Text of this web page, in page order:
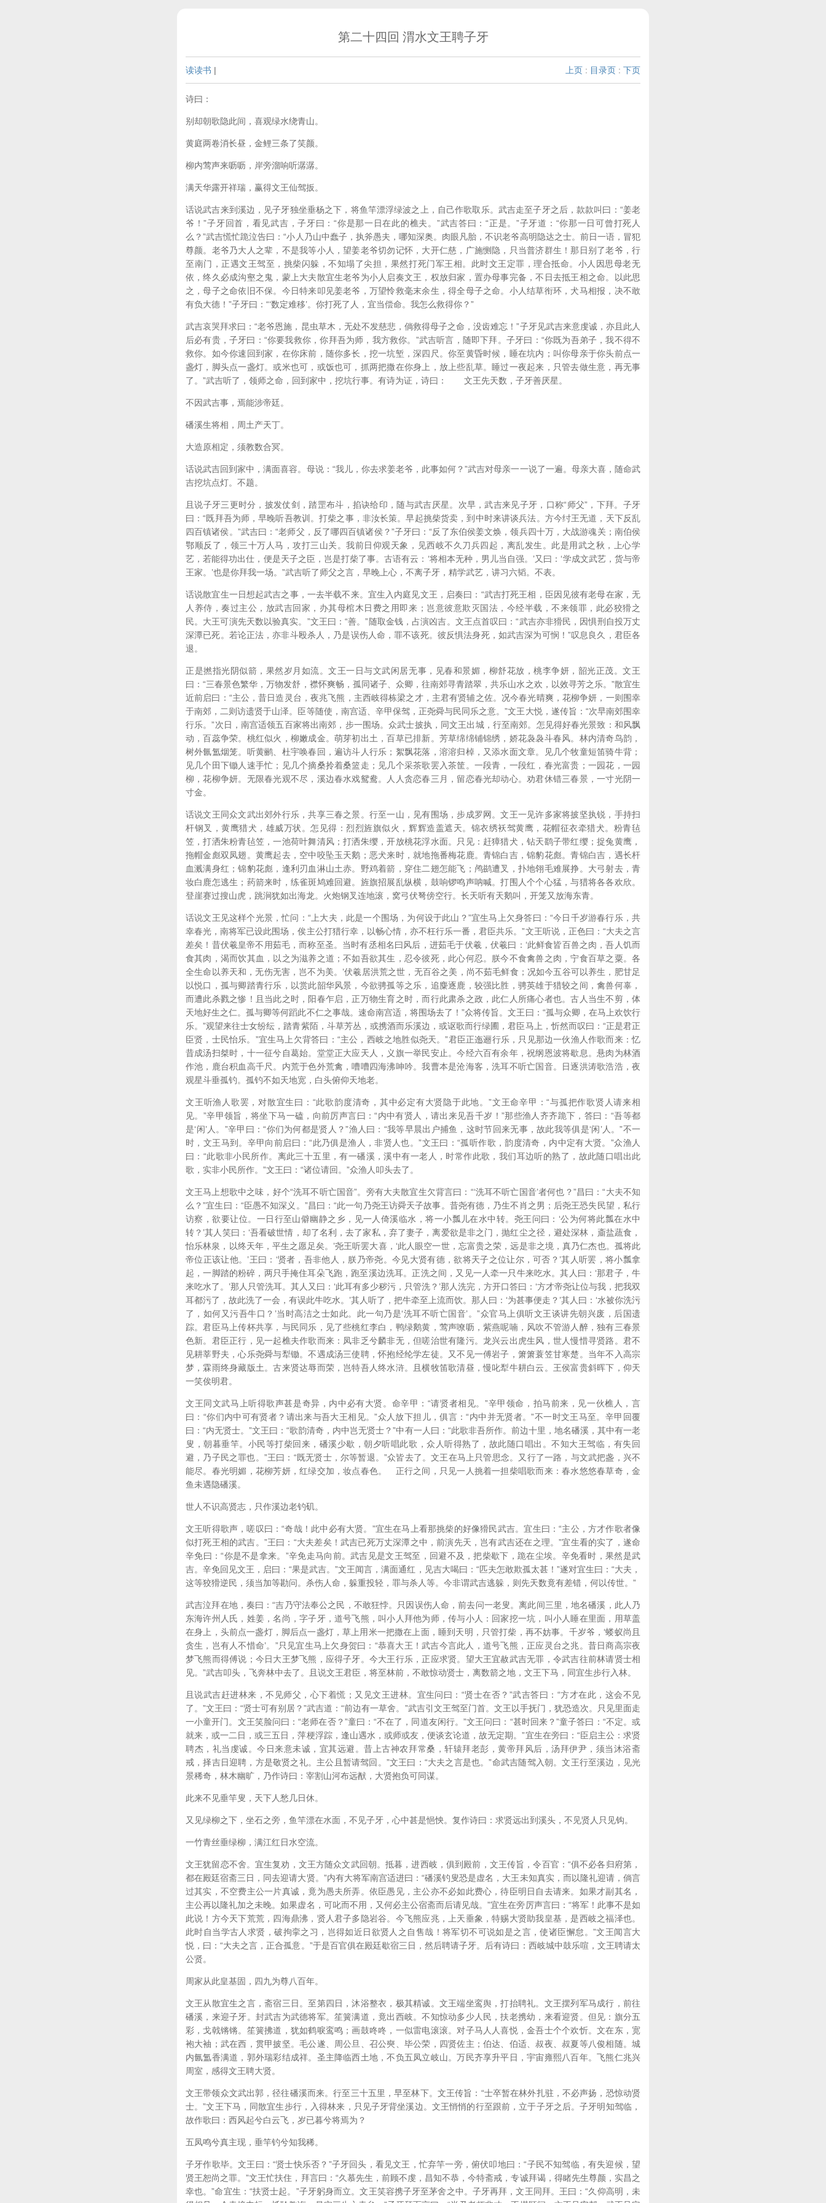
第二十四回 渭水文王聘子牙
读读书 | 上页 : 目录页 : 下页
诗曰：
别却朝歌隐此间，喜观绿水绕青山。
黄庭两卷消长昼，金鲤三条了笑颜。
柳内莺声来呖呖，岸旁溜响听潺潺。
满天华露开祥瑞，赢得文王仙驾扳。
话说武吉来到溪边，见子牙独坐垂杨之下，将鱼竿漂浮绿波之上，自己作歌取乐。武吉走至子牙之后，款款叫曰：“姜老
爷！”子牙回首，看见武吉，子牙曰：“你是那一日在此的樵夫。”武吉答曰：“正是。”子牙道：“你那一日可曾打死人
么？”武吉慌忙跪泣告曰：“小人乃山中蠢子，执斧愚夫，哪知深奥。肉眼凡胎，不识老爷高明隐达之士。前日一语，冒犯
尊颜。老爷乃大人之辈，不是我等小人，望姜老爷切勿记怀，大开仁慈，广施恻隐，只当普济群生！那日别了老爷，行
至南门，正遇文王驾至，挑柴闪躲，不知塌了尖担，果然打死门军王相。此时文王定罪，理合抵命。小人因思母老无
依，终久必成沟壑之鬼，蒙上大夫散宜生老爷为小人启奏文王，权放归家，置办母事完备，不日去抵王相之命。以此思
之，母子之命依旧不保。今日特来叩见姜老爷，万望怜救毫末余生，得全母子之命。小人结草衔环，犬马相报，决不敢
有负大德！”子牙曰：“‘数定难移’。你打死了人，宜当偿命。我怎么救得你？”
武吉哀哭拜求曰：“老爷恩施，昆虫草木，无处不发慈悲，倘救得母子之命，没齿难忘！”子牙见武吉来意虔诚，亦且此人
后必有贵，子牙曰：“你要我救你，你拜吾为师，我方救你。”武吉听言，随即下拜。子牙曰：“你既为吾弟子，我不得不
救你。如今你速回到家，在你床前，随你多长，挖一坑堑，深四尺。你至黄昏时候，睡在坑内；叫你母亲于你头前点一
盏灯，脚头点一盏灯。或米也可，或饭也可，抓两把撒在你身上，放上些乱草。睡过一夜起来，只管去做生意，再无事
了。”武吉听了，领师之命，回到家中，挖坑行事。有诗为证，诗曰： 文王先天数，子牙善厌星。
不因武吉事，焉能涉帝廷。
磻溪生将相，周土产天丁。
大造原相定，须教数合冥。
话说武吉回到家中，满面喜容。母说：“我儿，你去求姜老爷，此事如何？”武吉对母亲一一说了一遍。母亲大喜，随命武
吉挖坑点灯。不题。
且说子牙三更时分，披发仗剑，踏罡布斗，掐诀给印，随与武吉厌星。次早，武吉来见子牙，口称“师父”，下拜。子牙
曰：“既拜吾为师，早晚听吾教训。打柴之事，非汝长策。早起挑柴货卖，到中时来讲谈兵法。方今纣王无道，天下反乱
四百镇诸侯。”武吉曰：“老师父，反了哪四百镇诸侯？”子牙曰：“反了东伯侯姜文焕，领兵四十万，大战游魂关；南伯侯
鄂顺反了，领三十万人马，攻打三山关。我前日仰观天象，见西岐不久刀兵四起，离乱发生。此是用武之秋，上心学
艺，若能得功出仕，便是天子之臣，岂是打柴了事。古语有云：‘将相本无种，男儿当自强。’又曰：‘学成文武艺，货与帝
王家。’也是你拜我一场。”武吉听了师父之言，早晚上心，不离子牙，精学武艺，讲习六韬。不表。
话说散宜生一日想起武吉之事，一去半载不来。宜生入内庭见文王，启奏曰：“武吉打死王相，臣因见彼有老母在家，无
人养侍，奏过主公，放武吉回家，办其母棺木日费之用即来；岂意彼意欺灭国法，今经半载，不来领罪，此必狡猾之
民。大王可演先天数以验真实。”文王曰：“善。”随取金钱，占演凶吉。文王点首叹曰：“武吉亦非猾民，因惧刑自投万丈
深潭已死。若论正法，亦非斗殴杀人，乃是误伤人命，罪不该死。彼反惧法身死，如武吉深为可悯！”叹息良久，君臣各
退。
正是撚指光阴似箭，果然岁月如流。文王一日与文武闲居无事，见春和景媚，柳舒花放，桃李争妍，韶光正茂。文王
曰：“三春景色繁华，万物发舒，襟怀爽畅，孤同诸子、众卿，往南郊寻青踏翠，共乐山水之欢，以效寻芳之乐。”散宜生
近前启曰：“主公，昔日造灵台，夜兆飞熊，主西岐得栋梁之才，主君有贤辅之佐。况今春光晴爽，花柳争妍，一则围幸
于南郊，二则访遗贤于山泽。臣等随使，南宫适、辛甲保驾，正尧舜与民同乐之意。”文王大悦，遂传旨：“次早南郊围幸
行乐。”次日，南宫适领五百家将出南郊，步一围场。众武士披执，同文王出城，行至南郊。怎见得好春光景致：和风飘
动，百蕊争荣。桃红似火，柳嫩成金。萌芽初出土，百草已排新。芳草绵绵铺锦绣，娇花袅袅斗春风。林内清奇鸟韵，
树外氤氲烟笼。听黄鹂、杜宇唤春回，遍访斗人行乐；絮飘花落，溶溶归棹，又添水面文章。见几个牧童短笛骑牛背；
见几个田下锄人速手忙；见几个摘桑拎着桑篮走；见几个采茶歌罢入茶筐。一段青，一段红，春光富贵；一园花，一园
柳，花柳争妍。无限春光观不尽，溪边春水戏鸳鸯。人人贪恋春三月，留恋春光却动心。劝君休错三春景，一寸光阴一
寸金。
话说文王同众文武出郊外行乐，共享三春之景。行至一山，见有围场，步成罗网。文王一见许多家将披坚执锐，手持扫
杆钢叉，黄鹰猎犬，雄威万状。怎见得：烈烈旌旗似火，辉辉造盖遮天。锦衣绣袄驾黄鹰，花帽征衣牵猎犬。粉青毡
笠，打洒朱粉青毡笠，一池荷叶舞清风；打洒朱缨，开放桃花浮水面。只见：赶獐猎犬，钻天鹞子带红缨；捉兔黄鹰，
拖帽金彪双凤翅。黄鹰起去，空中咬坠玉天鹅；恶犬来时，就地拖番梅花鹿。青锦白吉，锦豹花彪。青锦白吉，遇长杆
血溅满身红；锦豹花彪，逢利刃血淋山土赤。野鸡着箭，穿住二翅怎能飞；鸬鹚遭叉，扑地翎毛难展挣。大弓射去，青
妆白鹿怎逃生；药箭来时，练雀斑鸠难回避。旌旗招展乱纵横，鼓响锣鸣声呐喊。打围人个个心猛，与猎将各各欢欣。
登崖赛过搜山虎，跳涧犹如出海龙。火炮钢叉连地滚，窝弓伏弩傍空行。长天听有天鹅叫，开笼又放海东青。
话说文王见这样个光景，忙问：“上大夫，此是一个围场，为何设于此山？”宜生马上欠身答曰：“今日千岁游春行乐，共
幸春光，南将军已设此围场，俟主公打猎行幸，以畅心情，亦不枉行乐一番，君臣共乐。”文王听说，正色曰：“大夫之言
差矣！昔伏羲皇帝不用茹毛，而称至圣。当时有丞相名曰风后，进茹毛于伏羲，伏羲曰：‘此鲜食皆百兽之肉，吾人饥而
食其肉，渴而饮其血，以之为滋养之道；不如吾欲其生，忍令彼死，此心何忍。朕今不食禽兽之肉，宁食百草之粟。各
全生命以养天和，无伤无害，岂不为美。’伏羲居洪荒之世，无百谷之美，尚不茹毛鲜食；况如今五谷可以养生，肥甘足
以悦口，孤与卿踏青行乐，以赏此韶华风景，今欲骋孤等之乐，追麋逐鹿，较强比胜，骋英雄于猎较之间，禽兽何辜，
而遭此杀戮之惨！且当此之时，阳春乍启，正万物生育之时，而行此肃杀之政，此仁人所痛心者也。古人当生不剪，体
天地好生之仁。孤与卿等何蹈此不仁之事哉。速命南宫适，将围场去了！”众将传旨。文王曰：“孤与众卿，在马上欢饮行
乐。”观望来往士女纷纭，踏青紫陌，斗草芳丛，或携酒而乐溪边，或讴歌而行绿圃，君臣马上，忻然而叹曰：“正是君正
臣贤，士民怡乐。”宜生马上欠背答曰：“主公，西岐之地胜似尧天。”君臣正迤逦行乐，只见那边一伙渔人作歌而来：忆
昔成汤扫桀时，十一征兮自葛始。堂堂正大应天人，义旗一举民安止。今经六百有余年，祝纲恩波将歇息。悬肉为林酒
作池，鹿台积血高千尺。内荒于色外荒禽，嘈嘈四海沸呻吟。我曹本是沧海客，洗耳不听亡国音。日逐洪涛歌浩浩，夜
观星斗垂孤钓。孤钓不如天地宽，白头俯仰天地老。
文王听渔人歌罢，对散宜生曰：“此歌韵度清奇，其中必定有大贤隐于此地。”文王命辛甲：“与孤把作歌贤人请来相
见。”辛甲领旨，将坐下马一磕，向前厉声言曰：“内中有贤人，请出来见吾千岁！”那些渔人齐齐跪下，答曰：“吾等都
是‘闲’人。”辛甲曰：“你们为何都是贤人？”渔人曰：“我等早晨出户捕鱼，这时节回来无事，故此我等俱是‘闲’人。”不一
时，文王马到。辛甲向前启曰：“此乃俱是渔人，非贤人也。”文王曰：“孤听作歌，韵度清奇，内中定有大贤。”众渔人
曰：“此歌非小民所作。离此三十五里，有一磻溪，溪中有一老人，时常作此歌，我们耳边听的熟了，故此随口唱出此
歌，实非小民所作。”文王曰：“诸位请回。”众渔人叩头去了。
文王马上想歌中之味，好个“洗耳不听亡国音”。旁有大夫散宜生欠背言曰：“‘洗耳不听亡国音’者何也？”昌曰：“大夫不知
么？”宜生曰：“臣愚不知深义。”昌曰：“此一句乃尧王访舜天子故事。昔尧有德，乃生不肖之男；后尧王恐失民望，私行
访察，欲要让位。一日行至山僻幽静之乡，见一人倚溪临水，将一小瓢儿在水中转。尧王问曰：‘公为何将此瓢在水中
转？’其人笑曰：‘吾看破世情，却了名利，去了家私，弃了妻子，离爱欲是非之门，抛红尘之径，避处深林，齑盐蔬食，
怡乐林泉，以终天年，平生之愿足矣。’尧王听罢大喜，‘此人眼空一世，忘富贵之荣，远是非之境，真乃仁杰也。孤将此
帝位正该让他。’王曰：‘贤者，吾非他人，朕乃帝尧。今见大贤有德，欲将天子之位让尔，可否？’其人听罢，将小瓢拿
起，一脚踏的粉碎，两只手掩住耳朵飞跑，跑至溪边洗耳。正洗之间，又见一人牵一只牛来吃水。其人曰：‘那君子，牛
来吃水了。’那人只管洗耳。其人又曰：‘此耳有多少秽污，只管洗？’那人洗完，方开口答曰：‘方才帝尧让位与我，把我双
耳都污了，故此洗了一会，有误此牛吃水。’其人听了，把牛牵至上流而饮。那人曰：‘为甚事便走？’其人曰：‘水被你洗污
了，如何又污吾牛口？’当时高洁之士如此。此一句乃是‘洗耳不听亡国音’。”众官马上俱听文王谈讲先朝兴废，后国遗
踪。君臣马上传杯共享，与民同乐，见了些桃红李白，鸭绿鹅黄，莺声嘹呖，紫燕呢喃，风吹不管游人醉，独有三春景
色新。君臣正行，见一起樵夫作歌而来：凤非乏兮麟非无，但嗟治世有隆污。龙兴云出虎生风，世人慢惜寻贤路。君不
见耕莘野夫，心乐尧舜与犁锄。不遇成汤三使聘，怀抱经纶学左徒。又不见一傅岩子，箫箫蓑笠甘寒楚。当年不入高宗
梦，霖雨终身藏版土。古来贤达辱而荣，岂特吾人终水浒。且横牧笛歌清昼，慢叱犁牛耕白云。王侯富贵斜晖下，仰天
一笑俟明君。
文王同文武马上听得歌声甚是奇异，内中必有大贤。命辛甲：“请贤者相见。”辛甲领命，拍马前来，见一伙樵人，言
曰：“你们内中可有贤者？请出来与吾大王相见。”众人放下担儿，俱言：“内中并无贤者。”不一时文王马至。辛甲回覆
曰：“内无贤士。”文王曰：“歌韵清奇，内中岂无贤士？”中有一人曰：“此歌非吾所作。前边十里，地名磻溪，其中有一老
叟，朝暮垂竿。小民等打柴回来，磻溪少歇，朝夕听唱此歌，众人听得熟了，故此随口唱出。不知大王驾临，有失回
避，乃子民之罪也。”王曰：“既无贤士，尔等暂退。”众皆去了。文王在马上只管思念。又行了一路，与文武把盏，兴不
能尽。春光明媚，花柳芳妍，红绿交加，妆点春色。 正行之间，只见一人挑着一担柴唱歌而来：春水悠悠春草奇，金
鱼未遇隐磻溪。
世人不识高贤志，只作溪边老钓矶。
文王听得歌声，嗟叹曰：“奇哉！此中必有大贤。”宜生在马上看那挑柴的好像猾民武吉。宜生曰：“主公，方才作歌者像
似打死王相的武吉。”王曰：“大夫差矣！武吉已死万丈深潭之中，前演先天，岂有武吉还在之理。”宜生看的实了，遂命
辛免曰：“你是不是拿来。”辛免走马向前。武吉见是文王驾至，回避不及，把柴歇下，跪在尘埃。辛免看时，果然是武
吉。辛免回见文王，启曰：“果是武吉。”文王闻言，满面通红，见吉大喝曰：“匹夫怎敢欺孤太甚！”遂对宜生曰：“大夫，
这等狡猾逆民，须当加等勘问。杀伤人命，躲重投轻，罪与杀人等。今非谓武吉逃躲，则先天数竟有差错，何以传世。”
武吉泣拜在地，奏曰：“吉乃守法奉公之民，不敢狂悖。只因误伤人命，前去问一老叟。离此间三里，地名磻溪，此人乃
东海许州人氏，姓姜，名尚，字子牙，道号飞熊，叫小人拜他为师，传与小人：回家挖一坑，叫小人睡在里面，用草盖
在身上，头前点一盏灯，脚后点一盏灯，草上用米一把撒在上面，睡到天明，只管打柴，再不妨事。千岁爷，‘蝼蚁尚且
贪生，岂有人不惜命’。”只见宜生马上欠身贺曰：“恭喜大王！武吉今言此人，道号飞熊，正应灵台之兆。昔日商高宗夜
梦飞熊而得傅说；今日大王梦飞熊，应得子牙。今大王行乐，正应求贤。望大王宜赦武吉无罪，令武吉往前林请贤士相
见。”武吉叩头，飞奔林中去了。且说文王君臣，将至林前，不敢惊动贤士，离数箭之地，文王下马，同宜生步行入林。
且说武吉赶进林来，不见师父，心下着慌；又见文王进林。宜生问曰：“贤士在否？”武吉答曰：“方才在此，这会不见
了。”文王曰：“贤士可有别居？”武吉道：“前边有一草舍。”武吉引文王驾至门首。文王以手抚门，犹恐造次。只见里面走
一小童开门。文王笑脸问曰：“老师在否？”童曰：“不在了，同道友闲行。”文王问曰：“甚时回来？”童子答曰：“不定。或
就来，或一二日，或三五日，萍梗浮踪，逢山遇水，或师或友，便谈玄论道，故无定期。”宜生在旁曰：“臣启主公：求贤
聘杰，礼当虔诚。今日来意未诚，宜其远避。昔上古神农拜常桑，轩辕拜老彭，黄帝拜风后，汤拜伊尹，须当沐浴斋
戒，择吉日迎聘，方是敬贤之礼。主公且暂请驾回。”文王曰：“大夫之言是也。”命武吉随驾入朝。文王行至溪边，见光
景稀奇，林木幽旷，乃作诗曰：宰割山河布远猷，大贤抱负可同谋。
此来不见垂竿叟，天下人愁几日休。
又见绿柳之下，坐石之旁，鱼竿漂在水面，不见子牙，心中甚是悒怏。复作诗曰：求贤远出到溪头，不见贤人只见钩。
一竹青丝垂绿柳，满江红日水空流。
文王犹留恋不舍。宜生复劝，文王方随众文武回朝。抵暮，进西岐，俱到殿前，文王传旨，令百官：“俱不必各归府第，
都在殿廷宿斋三日，同去迎请大贤。”内有大将军南宫适进曰：“磻溪钓叟恐是虚名，大王未知真实，而以隆礼迎请，倘言
过其实，不空费主公一片真诚，竟为愚夫所弄。依臣愚见，主公亦不必如此费心，待臣明日自去请来。如果才副其名，
主公再以隆礼加之未晚。如果虚名，可叱而不用，又何必主公宿斋而后请见哉。”宜生在旁厉声言曰：“将军！此事不是如
此说！方今天下荒荒，四海鼎沸，贤人君子多隐岩谷。今飞熊应兆，上天垂象，特赐大贤助我皇基，是西岐之福泽也。
此时自当学古人求贤，破拘挛之习，岂得如近日欲贤人之自售哉！将军切不可说如是之言，使诸臣懈怠。”文王闻言大
悦，曰：“大夫之言，正合孤意。”于是百官俱在殿廷歇宿三日，然后聘请子牙。后有诗曰：西岐城中鼓乐喧，文王聘请太
公贤。
周家从此皇基固，四九为尊八百年。
文王从散宜生之言，斋宿三日。至第四日，沐浴整衣，极其精诚。文王端坐鸾舆，打抬聘礼。文王摆列军马成行，前往
磻溪，来迎子牙。封武吉为武德将军。笙簧满道，竟出西岐。不知惊动多少人民，扶老携幼，来看迎贤。但见：旗分五
彩，戈戟锵锵。笙簧拂道，犹如鹤唳鸾鸣；画鼓咚咚，一似雷电滚滚。对子马人人喜悦，金吾士个个欢忻。文在东，宽
袍大袖；武在西，贯甲披坚。毛公遂、周公旦、召公奭、毕公荣，四贤佐主；伯达、伯适、叔夜、叔夏等八俊相随。城
内氤氲香满道，郭外瑞彩结成祥。圣主降临西土地，不负五凤立岐山。万民齐享升平日，宇宙雍熙八百年。飞熊仁兆兴
周室，感得文王聘大贤。
文王带领众文武出郭，径往磻溪而来。行至三十五里，早至林下。文王传旨：“士卒暂在林外扎驻，不必声扬，恐惊动贤
士。”文王下马，同散宜生步行，入得林来，只见子牙背坐溪边。文王悄悄的行至跟前，立于子牙之后。子牙明知驾临，
故作歌曰：西风起兮白云飞，岁已暮兮将焉为？
五凤鸣兮真主现，垂竿钓兮知我稀。
子牙作歌毕。文王曰：“贤士快乐否？”子牙回头，看见文王，忙弃竿一旁，俯伏叩地曰：“子民不知驾临，有失迎候，望
贤王恕尚之罪。”文王忙扶住，拜言曰：“久慕先生，前顾不虔，昌知不恭，今特斋戒，专诚拜谒，得睹先生尊颜，实昌之
幸也。”命宜生：“扶贤士起。”子牙躬身而立。文王笑容携子牙至茅舍之中。子牙再拜，文王同拜。王曰：“久仰高明，未